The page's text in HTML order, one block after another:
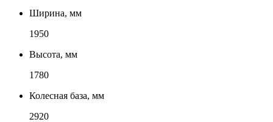
Ширина, мм
1950
Высота, мм
1780
Колесная база, мм
2920